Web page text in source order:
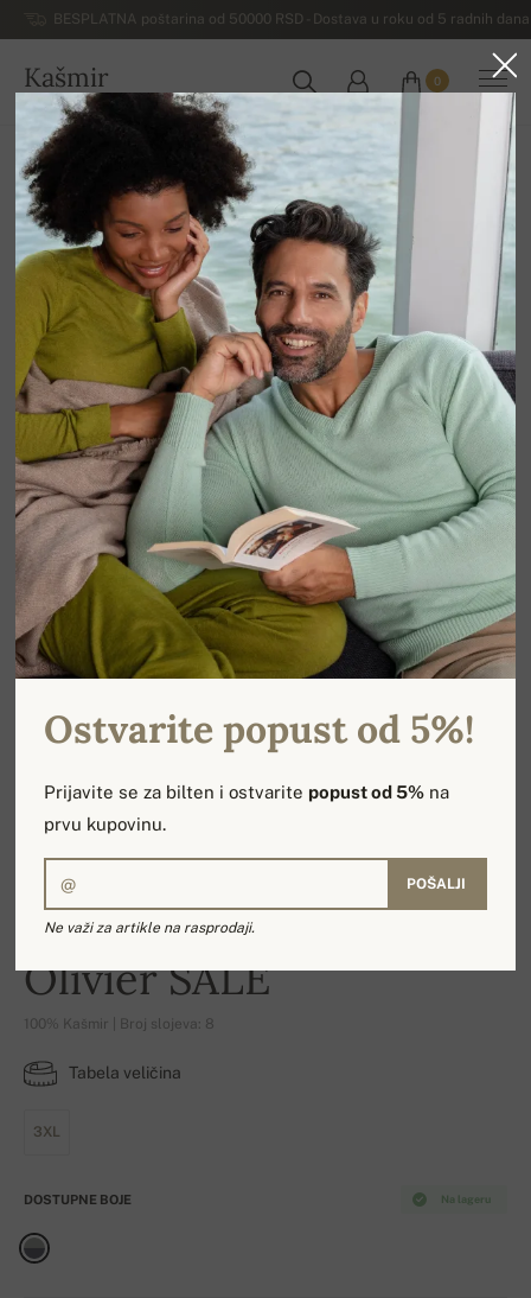
BESPLATNA poštarina od 50000 RSD - Dostava u roku od 5 radnih
Kašmir
SRBIJA
0
Početna
-17%
Olivier SALE
100% Kašmir | Broj slojeva: 8
Tabela veličina
3XL
Na lageru
DOSTUPNE BOJE
Ostvarite popust od 5%!
Prijavite se za bilten i ostvarite popust od 5% na
prvu kupovinu.
POŠALJI
Ne važi za artikle na rasprodaji.